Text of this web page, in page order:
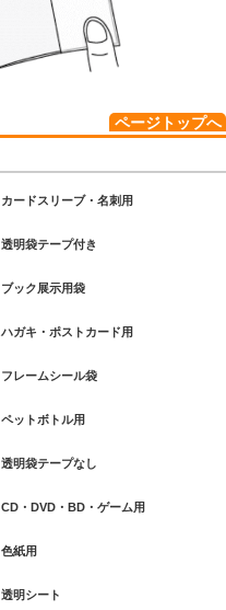
ページトップへ
カードスリーブ・名刺用
透明袋テープ付き
ブック展示用袋
ハガキ・ポストカード用
フレームシール袋
ペットボトル用
透明袋テープなし
CD・DVD・BD・ゲーム用
色紙用
透明シート